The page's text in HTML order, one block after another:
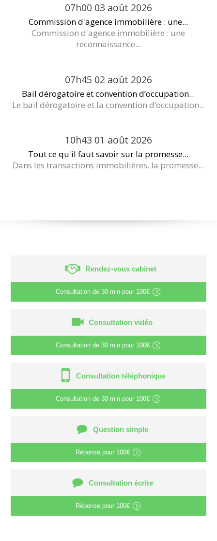
07h00 03 août 2026
Commission d'agence immobilière : une...
Commission d'agence immobilière : une
reconnaissance...
07h45 02 août 2026
Bail dérogatoire et convention d’occupation...
Le bail dérogatoire et la convention d’occupation...
10h43 01 août 2026
Tout ce qu'il faut savoir sur la promesse...
Dans les transactions immobilières, la promesse...
Rendez-vous cabinet
Consultation de 30 min pour 100€
Consultation vidéo
Consultation de 30 min pour 100€
Consultation téléphonique
Consultation de 30 min pour 100€
Question simple
Réponse pour 100€
Consultation écrite
Réponse pour 100€